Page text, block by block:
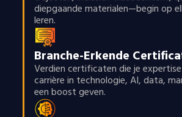
diepgaande materialen—begin op
leren.
Branche-Erkende
Verdien certificaten die je
carrière in technologie, AI, data,
een boost geven.